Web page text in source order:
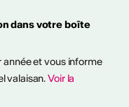
dans votre boîte
et vous informe
valaisan.Voir la